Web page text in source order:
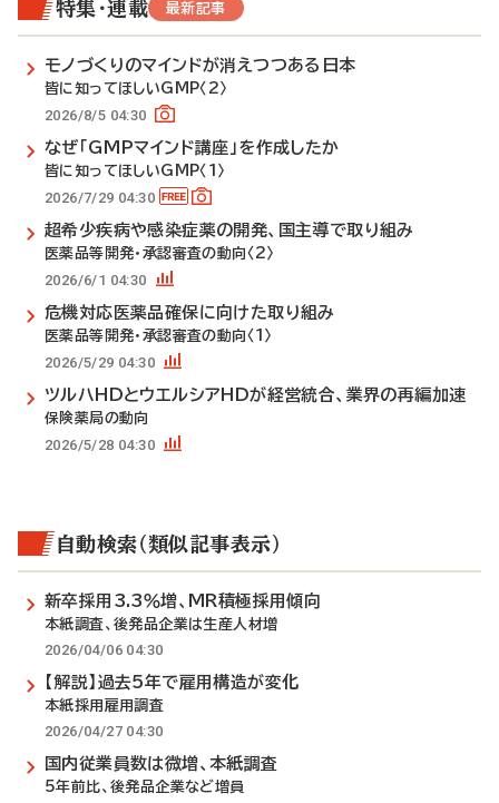
特集・連載 最新記事
モノづくりのマインドが消えつつある日本
皆に知ってほしいGMP〈2〉
2026/8/5 04:30
なぜ「GMPマインド講座」を作成したか
皆に知ってほしいGMP〈1〉
2026/7/29 04:30
超希少疾病や感染症薬の開発、国主導で取り組み
医薬品等開発・承認審査の動向〈2〉
2026/6/1 04:30
危機対応医薬品確保に向けた取り組み
医薬品等開発・承認審査の動向〈1〉
2026/5/29 04:30
ツルハHDとウエルシアHDが経営統合、業界の再編加速
保険薬局の動向
2026/5/28 04:30
自動検索（類似記事表示）
新卒採用3.3％増、MR積極採用傾向
本紙調査、後発品企業は生産人材増
2026/04/06 04:30
【解説】過去5年で雇用構造が変化
本紙採用雇用調査
2026/04/27 04:30
国内従業員数は微増、本紙調査
5年前比、後発品企業など増員